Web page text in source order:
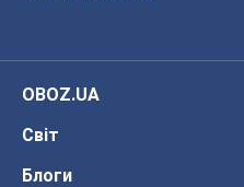
OBOZ.UA
Світ
Блоги